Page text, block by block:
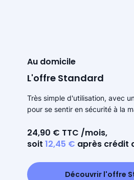
Au domicile
L'offre Standard
Très simple d'utilisation, avec
pour se sentir en sécurité à la
24,90 € TTC /mois,
soit 12,45 € après crédit
Découvrir l'offre